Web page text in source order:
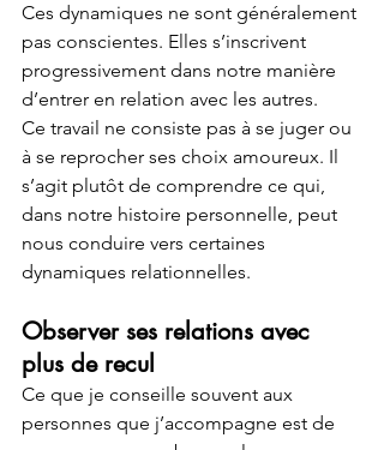
Ces dynamiques ne sont généralement
pas conscientes. Elles s’inscrivent
progressivement dans notre manière
d’entrer en relation avec les autres.
Ce travail ne consiste pas à se juger ou
à se reprocher ses choix amoureux. Il
s’agit plutôt de comprendre ce qui,
dans notre histoire personnelle, peut
nous conduire vers certaines
dynamiques relationnelles.
Observer ses relations avec
plus de recul
Ce que je conseille souvent aux
personnes que j’accompagne est de